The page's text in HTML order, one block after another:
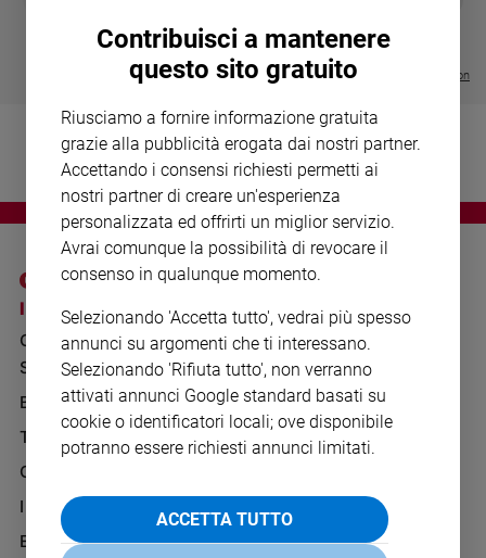
giorno
giorno
Società
e
valori
Ambiente
Creato
Volontariato
Diritti
Aziende
di
- VOL DA 1 AL 5
€ 64,50
Visualizza tutte le collection
I SITI SAN PAOLO
GRUPPO EDITORIALE
SAN PAOLO
BENESSERE
TELENOVA
GAZZETTA D'ALBA
IL GIORNALINO
EDICOLA SAN PAOLO
NOTE LEGALI
PRIVACY POLICY
INFORMATIVA
WHISTLEBLOWING
SOCIAL
Contribuisci a mantenere
questo sito gratuito
Riusciamo a fornire informazione gratuita
grazie alla pubblicità erogata dai nostri partner.
Accettando i consensi richiesti permetti ai
nostri partner di creare un'esperienza
personalizzata ed offrirti un miglior servizio.
Avrai comunque la possibilità di revocare il
consenso in qualunque momento.
Selezionando 'Accetta tutto', vedrai più spesso
annunci su argomenti che ti interessano.
Selezionando 'Rifiuta tutto', non verranno
attivati annunci Google standard basati su
cookie o identificatori locali; ove disponibile
potranno essere richiesti annunci limitati.
ACCETTA TUTTO